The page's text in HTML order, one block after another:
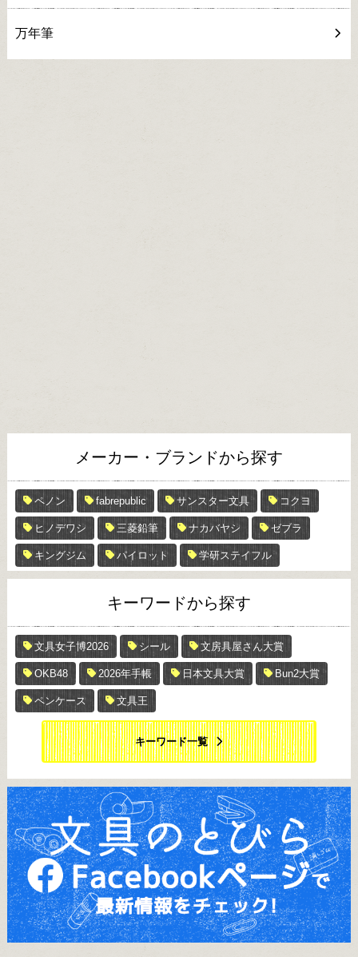
万年筆
メーカー・ブランドから探す
ペノン fabrepublic サンスター文具 コクヨ
ヒノデワシ 三菱鉛筆 ナカバヤシ ゼブラ
キングジム パイロット 学研ステイフル
キーワードから探す
文具女子博2026 シール 文房具屋さん大賞
OKB48 2026年手帳 日本文具大賞 Bun2大賞
ペンケース 文具王
キーワード一覧